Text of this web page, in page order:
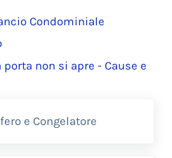
Condominiale​
non si apre - Cause e
e Congelatore